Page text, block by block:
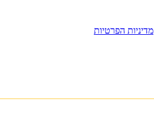
מדיניות הפרטיות